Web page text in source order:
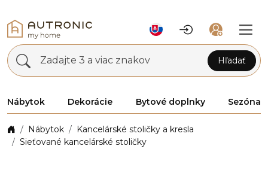
Zadajte 3 a viac znakov Hľadať
Nábytok Dekorácie Bytové doplnky Sezóna
Nábytok
Kancelárské stoličky a kresla
Sieťované kancelárské stoličky